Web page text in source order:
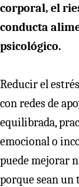
corporal, el
conducta
psicológico.
Reducir el
con redes de
equilibrada,
emocional o
puede mejorar
porque sean un